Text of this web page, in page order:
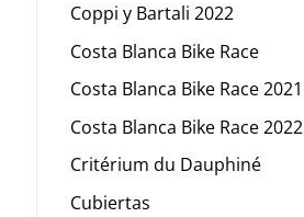
Coppi y Bartali 2022
Costa Blanca Bike Race
Costa Blanca Bike Race 2021
Costa Blanca Bike Race 2022
Critérium du Dauphiné
Cubiertas